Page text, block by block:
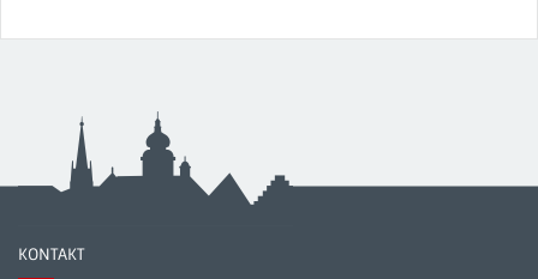
KONTAKT